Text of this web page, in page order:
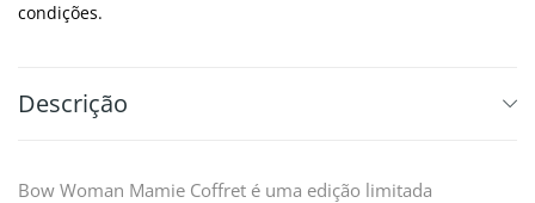
condições.
Descrição
Bow Woman Mamie Coffret é uma edição limitada